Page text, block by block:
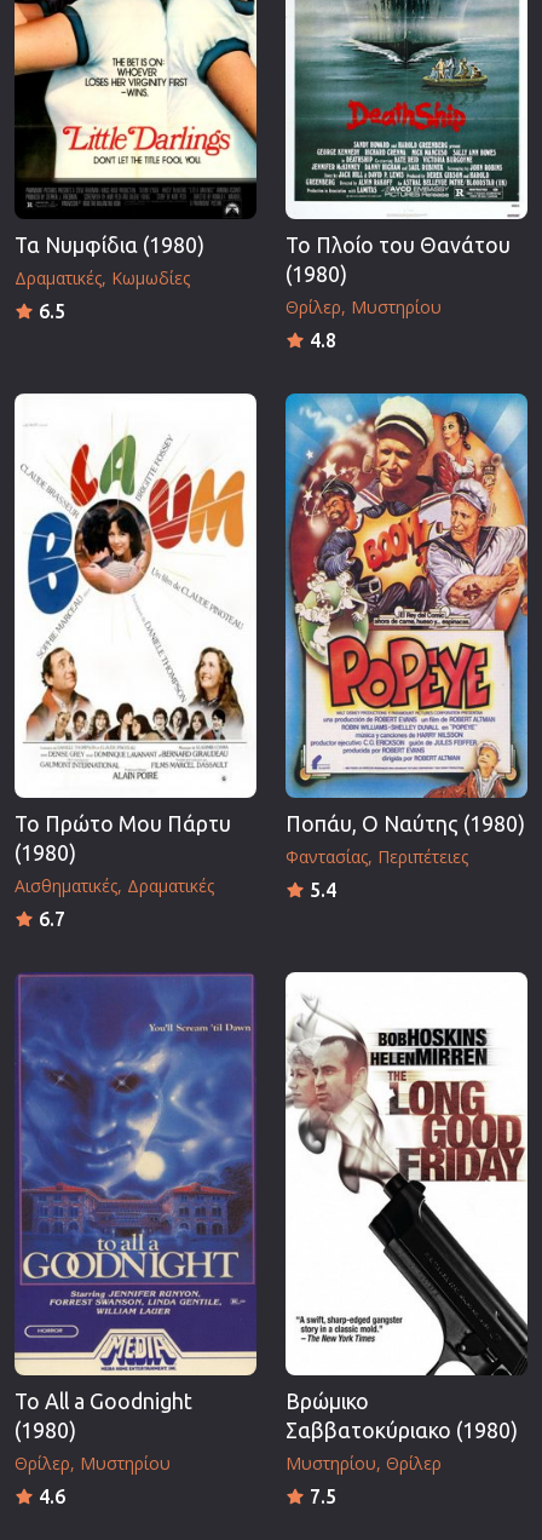
Τα Νυμφίδια (1980)
Δραματικές Κωμωδίες
6.5
Το Πλοίο του Θανάτου
(1980)
Θρίλερ Μυστηρίου
4.8
Το Πρώτο Μου Πάρτυ
(1980)
Αισθηματικές Δραματικές
6.7
Ποπάυ, Ο Ναύτης (1980)
Φαντασίας Περιπέτειες
5.4
To All a Goodnight
(1980)
Θρίλερ Μυστηρίου
4.6
Βρώμικο
Σαββατοκύριακο (1980)
Μυστηρίου Θρίλερ
7.5